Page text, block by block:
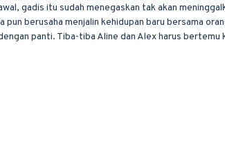
gadis itu sudah menegaskan tak akan
berusaha menjalin kehidupan baru bersama
panti. Tiba-tiba Aline dan Alex harus